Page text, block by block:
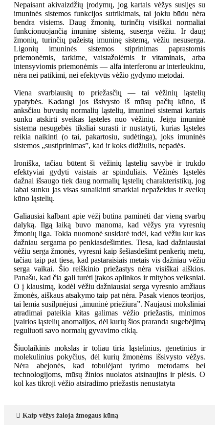
Nepaisant akivaizdžių įrodymų, jog kartais vėžys susijęs su
imuninės sistemos funkcijos sutrikimais, tai jokiu būdu nėra
bendra visiems. Daug žmonių, turinčių visiškai normaliai
funkcionuojančią imuninę sistemą, suserga vėžiu. Ir daug
žmonių, turinčių pažeistą imuninę sistemą, vėžiu nesuserga.
Ligonių imuninės sistemos stiprinimas paprastomis
priemonėmis, tarkime, vaistažolėmis ir vitaminais, arba
intensyviomis priemonėmis — alfa interferonu ar interleukinu,
nėra nei patikimi, nei efektyvūs vėžio gydymo metodai.
Viena svarbiausių to priežasčių — tai vėžinių ląstelių
ypatybės. Kadangi jos išsivysto iš mūsų pačių kūno, iš
anksčiau buvusių normalių ląstelių, imuninei sistemai kartais
sunku atskirti sveikas ląsteles nuo vėžinių. Jeigu imuninė
sistema nesugebės tiksliai surasti ir nustatyti, kurias ląsteles
reikia naikinti (o tai, pakartosiu, sudėtinga), joks imuninės
sistemos „sustiprinimas”, kad ir koks didžiulis, nepadės.
Ironiška, tačiau būtent ši vėžinių ląstelių savybė ir trukdo
efektyviai gydyti vaistais ar spinduliais. Vėžinės ląstelės
dažnai išsaugo tiek daug normalių ląstelių charakteristikų, jog
labai sunku jas visas sunaikinti smarkiai nepažeidus ir sveikų
kūno ląstelių.
Galiausiai kalbant apie vėžį būtina paminėti dar vieną svarbų
dalyką. Ilgą laiką buvo manoma, kad vėžys yra vyresnių
žmonių liga. Tokia nuomonė susidarė todėl, kad vėžiu kur kas
dažniau sergama po penkiasdešimties. Tiesa, kad dažniausiai
vėžiu serga žmonės, vyresni kaip šešiasdešimt penkerių metų,
tačiau taip pat tiesa, kad pastaraisiais metais vis dažniau vėžiu
serga vaikai. Šio reiškinio priežastys nėra visiškai aiškios.
Panašu, kad čia gali turėti įtakos aplinkos ir mitybos veiksniai.
O į klausimą, kodėl vėžiu dažniausiai serga vyresnio amžiaus
žmonės, aiškaus atsakymo taip pat nėra. Pasak vienos teorijos,
tai lemia susilpnėjusi „imuninė priežiūra”. Naujausi moksliniai
atradimai pateikia kitas galimas vėžio priežastis, minimos
įvairios ląstelių anomalijos, dėl kurių šios praranda sugebėjimą
reguliuoti savo normalų gyvavimo ciklą.
Šiuolaikinis mokslas ir toliau tiria ląstelinius, genetinius ir
molekulinius pokyčius, dėl kurių žmonėms išsivysto vėžys.
Nėra abejonės, kad tobulėjant tyrimo metodams bei
technologijoms, mūsų žinios nuolatos atsinaujins ir plėsis. O
kol kas tikroji vėžio atsiradimo priežastis nenustatyta
Kaip vėžys žaloja žmogaus kūną